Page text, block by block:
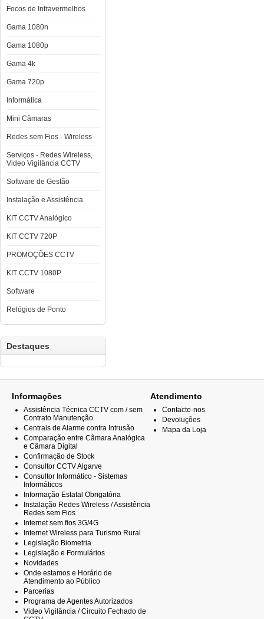
Focos de Infravermelhos
Gama 1080n
Gama 1080p
Gama 4k
Gama 720p
Informática
Mini Câmaras
Redes sem Fios - Wireless
Serviços - Redes Wireless,
Video Vigilância CCTV
Software de Gestão
Instalação e Assistência
KIT CCTV Analógico
KIT CCTV 720P
PROMOÇÕES CCTV
KIT CCTV 1080P
Software
Relógios de Ponto
Destaques
Informações
Assistência Técnica CCTV com / sem
Contrato Manutenção
Centrais de Alarme contra Intrusão
Comparação entre Câmara Analógica
e Câmara Digital
Confirmação de Stock
Consultor CCTV Algarve
Consultor Informático - Sistemas
Informáticos
Informação Estatal Obrigatória
Instalação Redes Wireless / Assistência
Redes sem Fios
Internet sem fios 3G/4G
Internet Wireless para Turismo Rural
Legislação Biometria
Legislação e Formulários
Novidades
Onde estamos e Horário de
Atendimento ao Público
Parcerias
Programa de Agentes Autorizados
Video Vigilância / Circuito Fechado de
Atendimento
Contacte-nos
Devoluções
Mapa da Loja